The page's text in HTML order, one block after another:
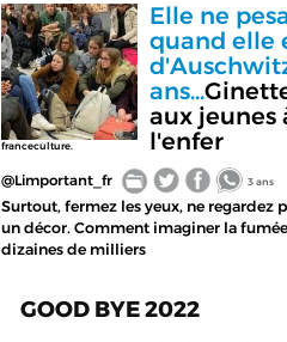
franceculture.
Elle ne
quand elle
ans...
aux jeunes
l'enfer
@Limportant_fr 3 ans
Surtout, fermez les yeux, ne regardez
un décor. Comment imaginer la
dizaines de milliers
GOOD BYE 2022